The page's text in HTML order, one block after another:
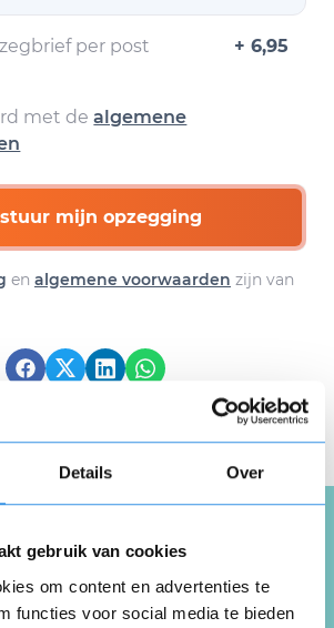
Details Over
gebruik van cookies
om content en advertenties te
functies voor social media te bieden
per post
+ 6,95
met dealgemene
mijn opzegging
en algemene voorwaarden zijn van
review over
Tina